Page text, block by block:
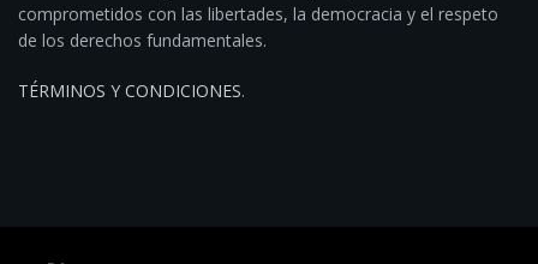
comprometidos con las libertades, la democracia y el respeto
de los derechos fundamentales.
TÉRMINOS Y CONDICIONES.